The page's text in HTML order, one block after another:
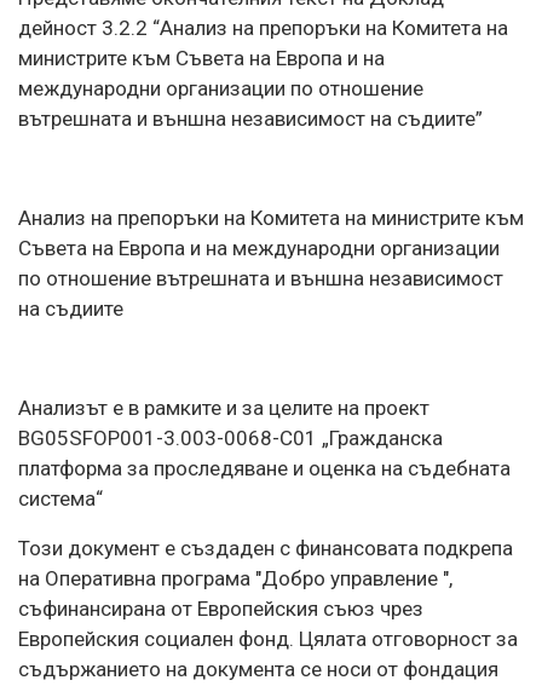
дейност 3.2.2 “Анализ на препоръки на Комитета на
министрите към Съвета на Европа и на
международни организации по отношение
вътрешната и външна независимост на съдиите”
Анализ на препоръки на Комитета на министрите към
Съвета на Европа и на международни организации
по отношение вътрешната и външна независимост
на съдиите
Анализът е в рамките и за целите на проект
BG05SFOP001-3.003-0068-C01 „Гражданска
платформа за проследяване и оценка на съдебната
система“
Този документ е създаден с финансовата подкрепа
на Оперативна програма "Добро управление ",
съфинансирана от Европейския съюз чрез
Европейския социален фонд. Цялата отговорност за
съдържанието на документа се носи от фондация